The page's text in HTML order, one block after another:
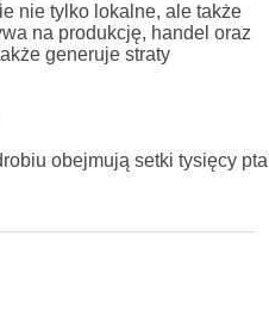
nie tylko lokalne, ale także
na produkcję, handel oraz
generuje straty
obejmują setki tysięcy